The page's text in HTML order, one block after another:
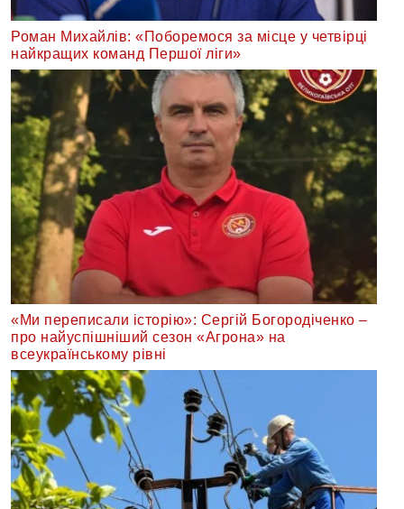
Роман Михайлів: «Поборемося за місце у четвірці
найкращих команд Першої ліги»
«Ми переписали історію»: Сергій Богородіченко –
про найуспішніший сезон «Агрона» на
всеукраїнському рівні